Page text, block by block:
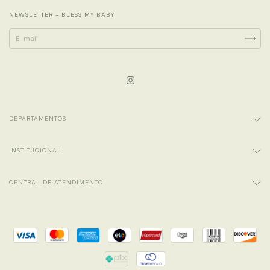
NEWSLETTER - BLESS MY BABY
DEPARTAMENTOS
INSTITUCIONAL
CENTRAL DE ATENDIMENTO